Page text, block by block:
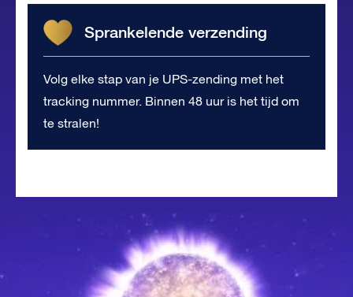
Sprankelende verzending
Volg elke stap van je UPS-zending met het
tracking nummer. Binnen 48 uur is het tijd om
te stralen!